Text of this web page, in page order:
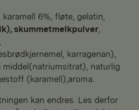
karamell 6%, fløte, gelatin,
skummetmelkpulver
karragenan),
middel(natriumsitrat), naturlig
(karamell),aroma.
kan endres. Les derfor